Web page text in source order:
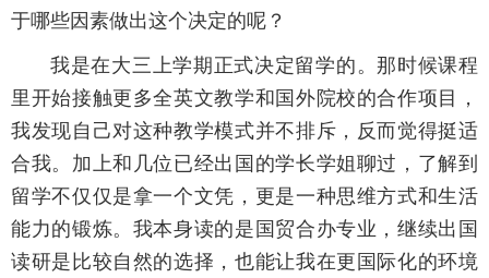
于哪些因素做出这个决定的呢？
我是在大三上学期正式决定留学的。那时候课程
里开始接触更多全英文教学和国外院校的合作项目，
我发现自己对这种教学模式并不排斥，反而觉得挺适
合我。加上和几位已经出国的学长学姐聊过，了解到
留学不仅仅是拿一个文凭，更是一种思维方式和生活
能力的锻炼。我本身读的是国贸合办专业，继续出国
读研是比较自然的选择，也能让我在更国际化的环境